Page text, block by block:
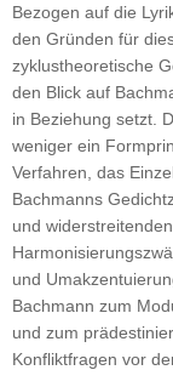
Bezogen auf die
den Gründen für
zyklustheoretische
den Blick auf
in Beziehung setzt.
weniger ein
Verfahren, das
Bachmanns
und
und
Bachmann zum
und zum
Konfliktfragen vor